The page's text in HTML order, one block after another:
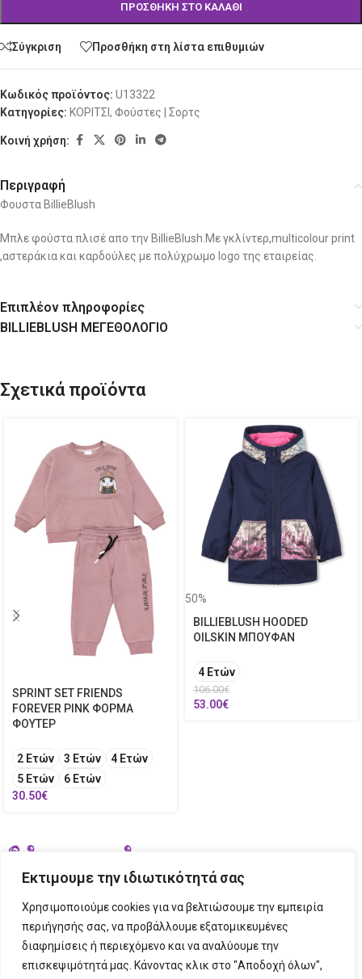
Εκτιμουμε την ιδιωτικότητά σας
Χρησιμοποιούμε cookies για να βελτιώσουμε την εμπειρία
περιήγησής σας, να προβάλλουμε εξατομικευμένες
διαφημίσεις ή περιεχόμενο και να αναλύουμε την
επισκεψιμότητά μας. Κάνοντας κλικ στο "Αποδοχή όλων",
ΠΡΟΣΘΉΚΗ ΣΤΟ ΚΑΛΆΘΙ
Σύγκριση Προσθήκη στη λίστα επιθυμιών
Κωδικός προϊόντος: U13322
Κατηγορίες: ΚΟΡΙΤΣΙ , Φούστες | Σορτς
Κοινή χρήση:
Περιγραφή
Φουστα BillieBlush
Μπλε φούστα πλισέ απο την BillieBlush.Με γκλίντερ,multicolour print
,αστεράκια και καρδούλες με πολύχρωμο logo της εταιρείας.
Επιπλέον πληροφορίες
BILLIEBLUSH ΜΕΓΕΘΟΛΟΓΙΟ
Σχετικά προϊόντα
SPRINT SET FRIENDS
FOREVER PINK ΦΟΡΜΑ
ΦΟΥΤΕΡ
2 Ετών 3 Ετών
4 Ετών
5 Ετών
6 Ετών
30.50€
50%
BILLIEBLUSH HOODED
OILSKIN ΜΠΟΥΦΑΝ
4 Ετών
106.00€
53.00€
ΣΤΟΙΧΕΙΑ ΕΠΙΚΟΙΝΩΝΙΑΣ